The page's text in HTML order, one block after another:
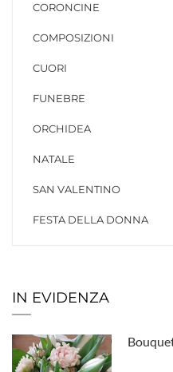
CORONCINE
COMPOSIZIONI
CUORI
FUNEBRE
ORCHIDEA
NATALE
SAN VALENTINO
FESTA DELLA DONNA
IN EVIDENZA